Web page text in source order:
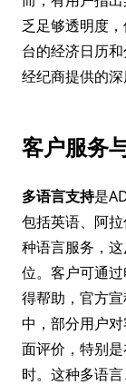
乏足够透明度
台的经济日历
经纪商提供的深
客户服务
多语言支持是
包括英语、阿
种语言服务，
位。客户可通
得帮助，官方
中，部分用户
面评价，特别
时。这种多语